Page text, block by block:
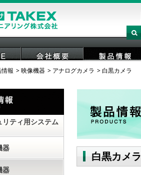
会社概要 製品情報
報 映像機器 アナログカメラ 白黒カメラ
白黒カメラ
リティ用システム
器
器